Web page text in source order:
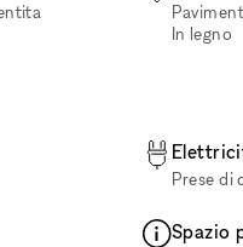
In legno
Prese di
Spazio